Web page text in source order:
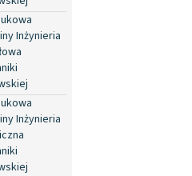
Inżynieria
Inżynieria